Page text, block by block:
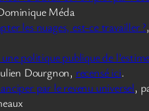
Méda
les nuages, est-ce travailler ?
une politique publique de
Dourgnon, recensé ici.
par le revenu universel,